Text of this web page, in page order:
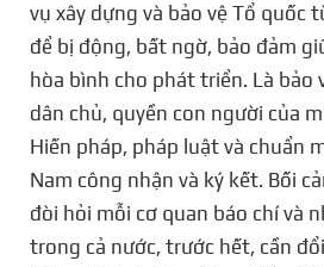
vụ xây dựng và bảo vệ Tổ quốc
để bị động, bất ngờ, bảo đảm
hòa bình cho phát triển. Là bảo
dân chủ, quyền con người của
Hiến pháp, pháp luật và chuẩn
Nam công nhận và ký kết. Bối
đòi hỏi mỗi cơ quan báo chí và
trong cả nước, trước hết, cần